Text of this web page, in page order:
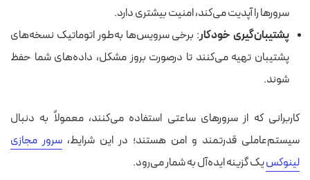
سرورها را آپدیت می‌کند، امنیت بیشتری دارد.
پشتیبان‌گیری خودکار: برخی سرویس‌ها به‌طور اتوماتیک نسخه‌های
پشتیبان تهیه می‌کنند تا درصورت بروز مشکل، داده‌های شما حفظ
شوند.
کاربرانی که از سرورهای ساعتی استفاده می‌کنند، معمولاً به دنبال
سیستم‌عاملی قدرتمند و امن هستند؛ در این شرایط، سرور مجازی
لینوکسیک گزینه ایده‌آل به شمار می‌رود.